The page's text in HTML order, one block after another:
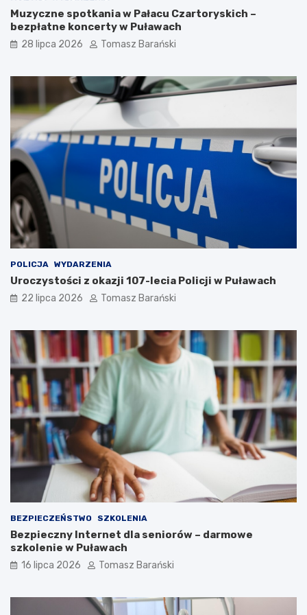
e
K
z
m
r
a
D
o
e
g
o
z
a
n
n
a
w
ł
o
w
s
k
o
c
o
n
a
T
r
a
d
c
j
a
ł
u
ż
d
l
a
S
p
o
ł
c
z
n
c
i
Muzyczne spotkania w Pałacu Czartoryskich –
bezpłatne koncerty w Puławach
28 lipca 2026 Tomasz Barański
POLICJA WYDARZENIA
Uroczystości z okazji 107-lecia Policji w Puławach
22 lipca 2026 Tomasz Barański
BEZPIECZEŃSTWO SZKOLENIA
Bezpieczny Internet dla seniorów – darmowe
szkolenie w Puławach
16 lipca 2026 Tomasz Barański